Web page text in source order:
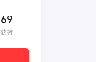
69
获赞